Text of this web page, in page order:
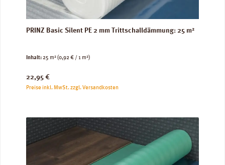
PRINZ Basic Silent PE 2 mm Trittschalldämmung: 25 m²
Inhalt:25 m²(0,92 € / 1 m²)
Regulärer Preis:
22,95 €
Preise inkl. MwSt. zzgl. Versandkosten